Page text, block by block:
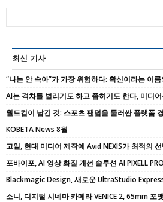
최신 기사
“나는 안 속아”가 가장 위험하다: 확신이라는 이름
AI는 격차를 벌리기도 하고 좁히기도 한다, 미디
월드컵이 남긴 것: 스포츠 팬덤을 둘러싼 플랫폼
KOBETA News 8월
고일, 현대 미디어 제작에 Avid NEXIS가 최적의
포바이포, AI 영상 화질 개선 솔루션 AI PIXELL
Blackmagic Design, 새로운 UltraStudio
소니, 디지털 시네마 카메라 VENICE 2, 65mm 포